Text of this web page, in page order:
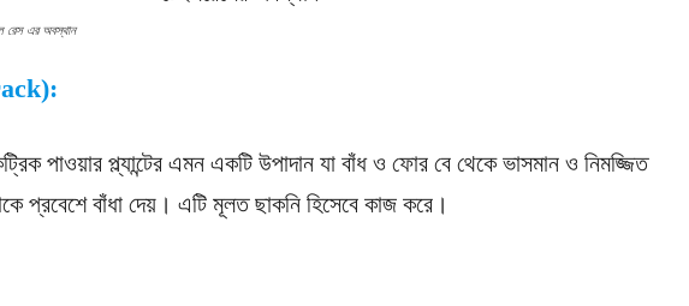
রেস এর অবস্থান
পাওয়ার প্ল্যান্টের এমন একটি উপাদান যা বাঁধ ও ফোর বে থেকে ভাসমান ও নিমজ্জিত
প্রবেশে বাঁধা দেয়। এটি মূলত ছাকনি হিসেবে কাজ করে।